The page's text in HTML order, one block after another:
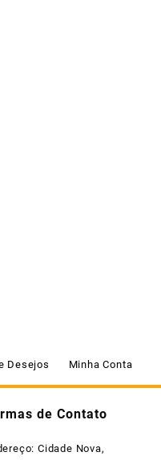
Desejos Minha Conta
de Contato
Cidade Nova,